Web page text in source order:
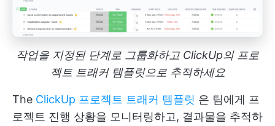
작업을 지정된 단계로 그룹화하고 ClickUp의 프로
젝트 트래커 템플릿으로 추적하세요
The ClickUp 프로젝트 트래커 템플릿 은 팀에게 프
로젝트 진행 상황을 모니터링하고, 결과물을 추적하